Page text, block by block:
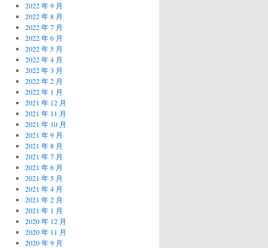
2022 年 9 月
2022 年 8 月
2022 年 7 月
2022 年 6 月
2022 年 5 月
2022 年 4 月
2022 年 3 月
2022 年 2 月
2022 年 1 月
2021 年 12 月
2021 年 11 月
2021 年 10 月
2021 年 9 月
2021 年 8 月
2021 年 7 月
2021 年 6 月
2021 年 5 月
2021 年 4 月
2021 年 2 月
2021 年 1 月
2020 年 12 月
2020 年 11 月
2020 年 9 月